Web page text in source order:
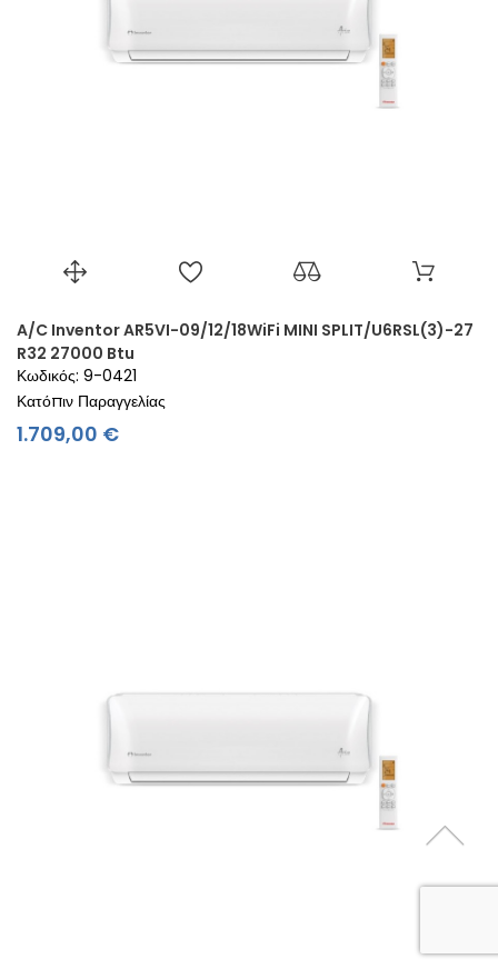
A/C Inventor AR5VI-09/12/18WiFi MINI SPLIT/U6RSL(3)-27
R32 27000 Btu
Κωδικός: 9-0421
Κατόπιν Παραγγελίας
1.709,00 €Τιμή